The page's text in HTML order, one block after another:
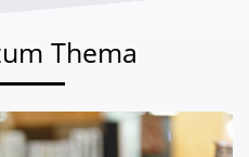
Thema